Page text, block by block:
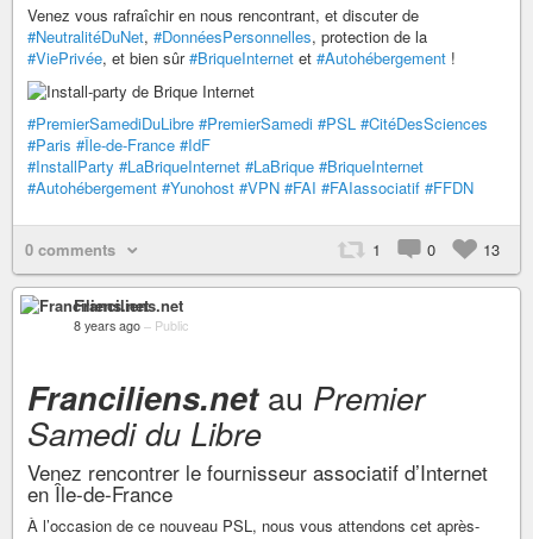
Venez vous rafraîchir en nous rencontrant, et discuter de
#NeutralitéDuNet, #DonnéesPersonnelles, protection de la
#ViePrivée, et bien sûr#BriqueInternet et #Autohébergement !
#PremierSamediDuLibre #PremierSamedi #PSL #CitéDesSciences
#Paris #Île-de-France #IdF
#InstallParty #LaBriqueInternet #LaBrique #BriqueInternet
#Autohébergement #Yunohost #VPN #FAI #FAIassociatif #FFDN
0 comments 1 0 13
Franciliens.net
8 years ago – Public
Franciliens.netau Premier
Samedi du Libre
Venez rencontrer le fournisseur associatif d’Internet
en Île-de-France
À l’occasion de ce nouveau PSL, nous vous attendons cet après-